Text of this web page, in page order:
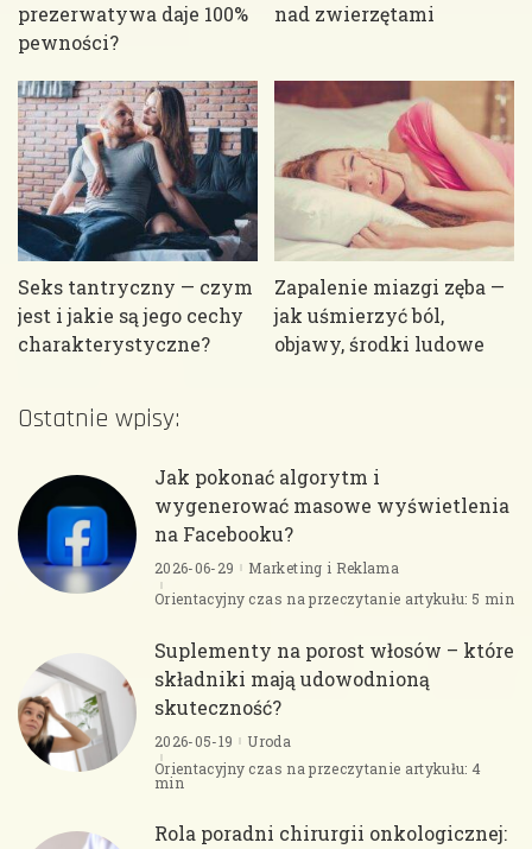
prezerwatywa daje 100%
pewności?
nad zwierzętami
Seks tantryczny — czym
jest i jakie są jego cechy
charakterystyczne?
Zapalenie miazgi zęba —
jak uśmierzyć ból,
objawy, środki ludowe
Ostatnie wpisy:
Jak pokonać algorytm i
wygenerować masowe wyświetlenia
na Facebooku?
2026-06-29
Marketing i Reklama
Orientacyjny czas na przeczytanie artykułu: 5 min
Suplementy na porost włosów – które
składniki mają udowodnioną
skuteczność?
2026-05-19
Uroda
Orientacyjny czas na przeczytanie artykułu: 4
min
Rola poradni chirurgii onkologicznej: